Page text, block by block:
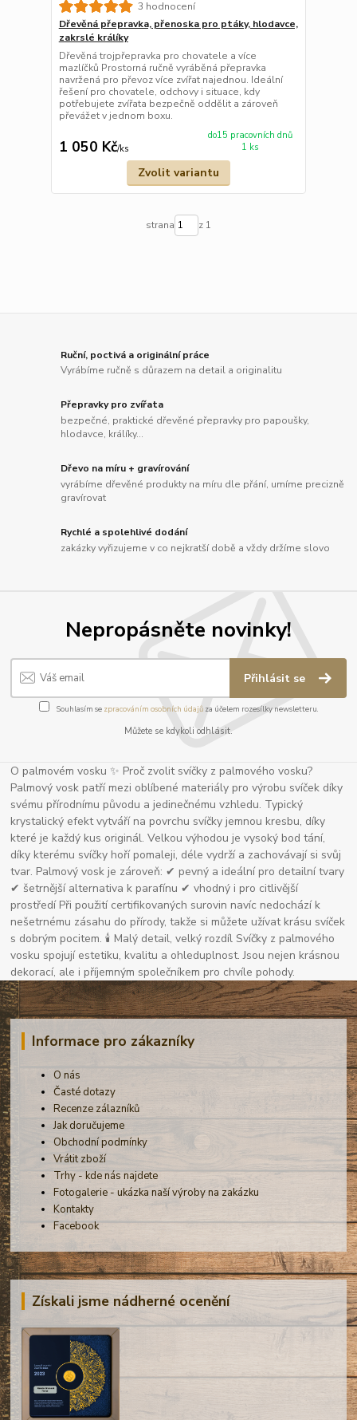
3 hodnocení
Dřevěná přepravka, přenoska pro ptáky, hlodavce,
zakrslé králíky
Dřevěná trojpřepravka pro chovatele a více
mazlíčků Prostorná ručně vyráběná přepravka
navržená pro převoz více zvířat najednou. Ideální
řešení pro chovatele, odchovy i situace, kdy
potřebujete zvířata bezpečně oddělit a zároveň
převážet v jednom boxu.
1 050 Kč/ks
do15 pracovních dnů
1 ks
Zvolit variantu
strana z 1
Ruční, poctivá a originální práce
Vyrábíme ručně s důrazem na detail a originalitu
Přepravky pro zvířata
bezpečné, praktické dřevěné přepravky pro papoušky,
hlodavce, králíky...
Dřevo na míru + gravírování
vyrábíme dřevěné produkty na míru dle přání, umíme precizně
gravírovat
Rychlé a spolehlivé dodání
zakázky vyřizujeme v co nejkratší době a vždy držíme slovo
Nepropásněte novinky!
Přihlásit se
Souhlasím se zpracováním osobních údajůza účelem rozesílky newsletteru.
Můžete se kdykoli odhlásit.
O palmovém vosku ✨ Proč zvolit svíčky z palmového vosku?
Palmový vosk patří mezi oblíbené materiály pro výrobu svíček díky
svému přírodnímu původu a jedinečnému vzhledu. Typický
krystalický efekt vytváří na povrchu svíčky jemnou kresbu, díky
které je každý kus originál. Velkou výhodou je vysoký bod tání,
díky kterému svíčky hoří pomaleji, déle vydrží a zachovávají si svůj
tvar. Palmový vosk je zároveň: ✔ pevný a ideální pro detailní tvary
✔ šetrnější alternativa k parafínu ✔ vhodný i pro citlivější
prostředí Při použití certifikovaných surovin navíc nedochází k
nešetrnému zásahu do přírody, takže si můžete užívat krásu svíček
s dobrým pocitem. 🕯 Malý detail, velký rozdíl Svíčky z palmového
vosku spojují estetiku, kvalitu a ohleduplnost. Jsou nejen krásnou
dekorací, ale i příjemným společníkem pro chvíle pohody.
Informace pro zákazníky
O nás
Časté dotazy
Recenze zálazníků
Jak doručujeme
Obchodní podmínky
Vrátit zboží
Trhy - kde nás najdete
Fotogalerie - ukázka naší výroby na zakázku
Kontakty
Facebook
Získali jsme nádherné ocenění